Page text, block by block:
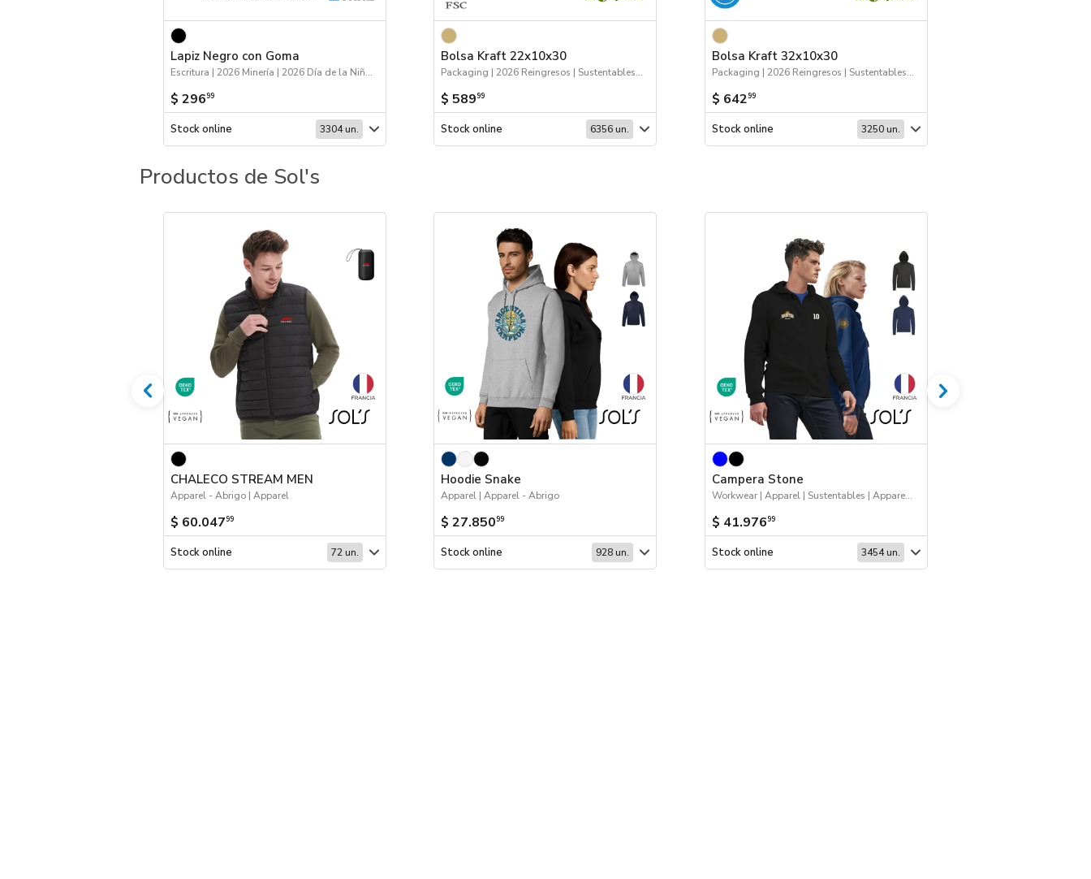
Lapiz Negro con Goma
Escritura | 2026 Minería | 2026 Día de la Niñez
$ 29699
Stock online 3304 un.
Bolsa Kraft 22x10x30
Packaging | 2026 Reingresos | Sustentables | Bolsas y Tote Bags
$ 58999
Stock online 6356 un.
Bolsa Kraft 32x10x30
Packaging | 2026 Reingresos | Sustentables | Bolsas y Tote Bags
$ 64299
Stock online 3250 un.
Productos de Sol's
CHALECO STREAM MEN
Apparel - Abrigo | Apparel
$ 60.04799
Stock online 72 un.
Hoodie Snake
Apparel | Apparel - Abrigo
$ 27.85099
Stock online 928 un.
Campera Stone
Workwear | Apparel | Sustentables | Apparel - Abrigo
$ 41.97699
Stock online 3454 un.